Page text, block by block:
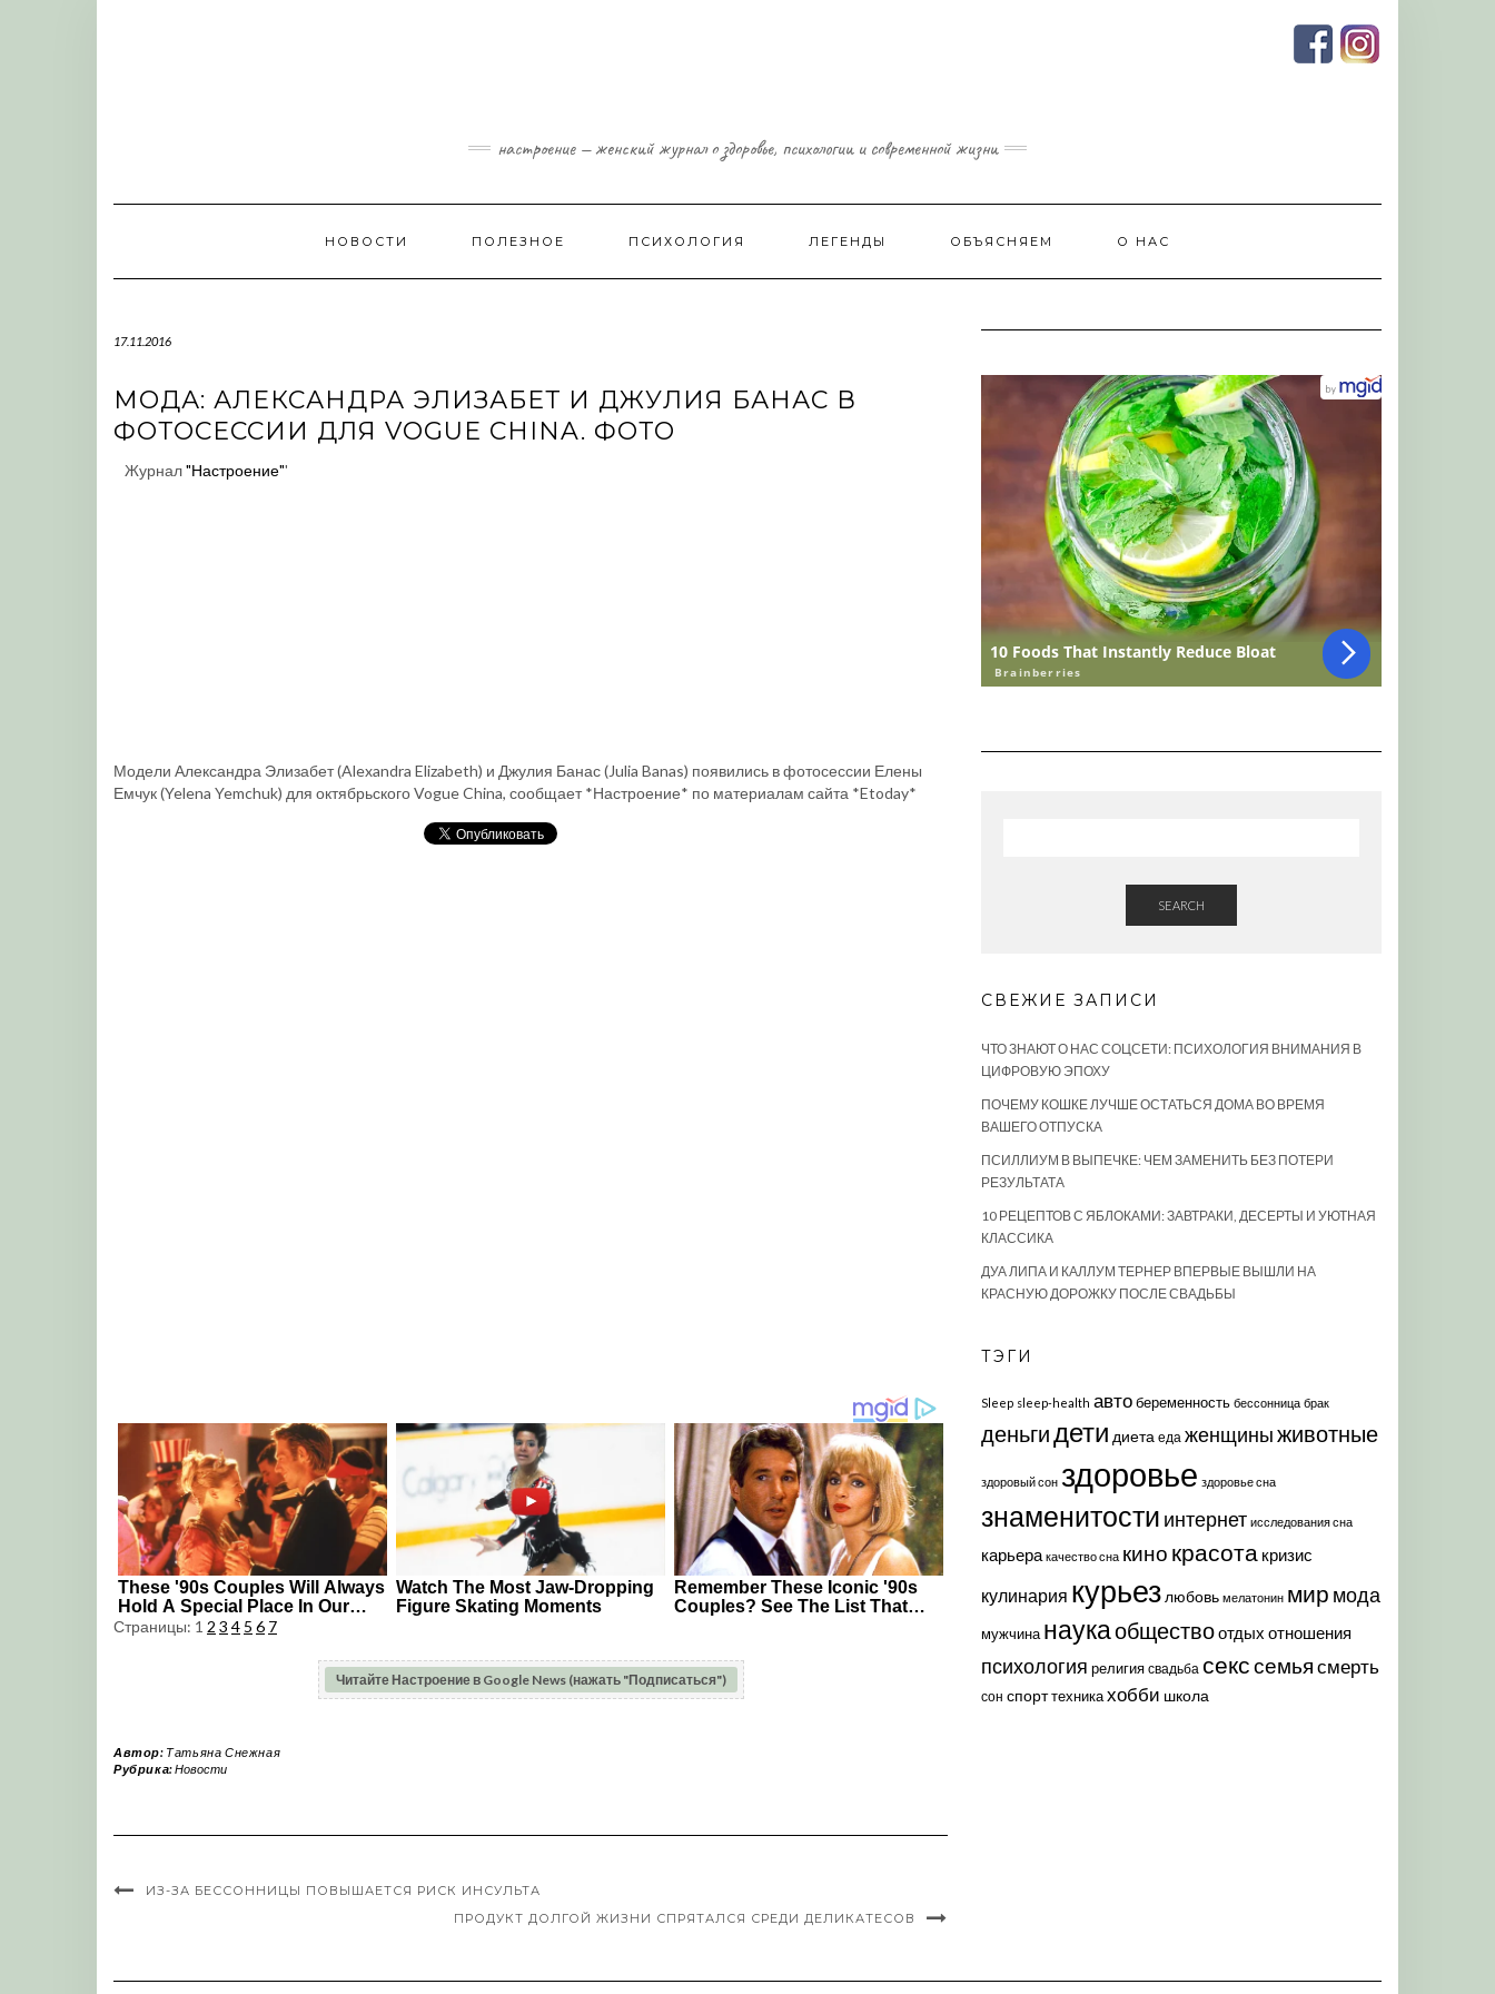
настроение — женский журнал о здоровье, психологии и современной жизни
НОВОСТИ ПОЛЕЗНОЕ ПСИХОЛОГИЯ ЛЕГЕНДЫ ОБЪЯСНЯЕМ О НАС
17.11.2016
МОДА: АЛЕКСАНДРА ЭЛИЗАБЕТ И ДЖУЛИЯ БАНАС В
ФОТОСЕССИИ ДЛЯ VOGUE CHINA. ФОТО
Журнал"Настроение"'
Модели Александра Элизабет (Alexandra Elizabeth) и Джулия Банас (Julia Banas) появились в фотосессии Елены
Емчук (Yelena Yemchuk) для октябрьского Vogue China, сообщает *Настроение* по материалам сайта *Etoday*
Страницы: 1 2 3 4 5 6 7
Читайте Настроение в Google News (нажать "Подписаться")
Автор: Татьяна Снежная
Рубрика:Новости
ИЗ-ЗА БЕССОННИЦЫ ПОВЫШАЕТСЯ РИСК ИНСУЛЬТА
ПРОДУКТ ДОЛГОЙ ЖИЗНИ СПРЯТАЛСЯ СРЕДИ ДЕЛИКАТЕСОВ
SEARCH
СВЕЖИЕ ЗАПИСИ
ЧТО ЗНАЮТ О НАС СОЦСЕТИ: ПСИХОЛОГИЯ ВНИМАНИЯ В
ЦИФРОВУЮ ЭПОХУ
ПОЧЕМУ КОШКЕ ЛУЧШЕ ОСТАТЬСЯ ДОМА ВО ВРЕМЯ
ВАШЕГО ОТПУСКА
ПСИЛЛИУМ В ВЫПЕЧКЕ: ЧЕМ ЗАМЕНИТЬ БЕЗ ПОТЕРИ
РЕЗУЛЬТАТА
10 РЕЦЕПТОВ С ЯБЛОКАМИ: ЗАВТРАКИ, ДЕСЕРТЫ И УЮТНАЯ
КЛАССИКА
ДУА ЛИПА И КАЛЛУМ ТЕРНЕР ВПЕРВЫЕ ВЫШЛИ НА
КРАСНУЮ ДОРОЖКУ ПОСЛЕ СВАДЬБЫ
ТЭГИ
Sleep sleep-health автобеременность бессонница брак
деньгидети диета еда женщиныживотные
здоровый сон здоровье здоровье сна
знаменитости интернет исследования сна
карьера качество сна кино красота кризис
кулинария курьез любовь мелатонин мир мода
мужчина наукаобществоотдых отношения
психология религия свадьба секссемья смерть
сон спорттехникахобби школа